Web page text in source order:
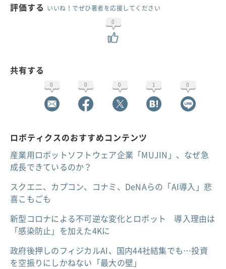
評価する いいね！でぜひ著者を応援してください
0
共有する
0 0 0 1 0
ロボティクスのおすすめコンテンツ
産業用ロボットソフトウェア企業「MUJIN」、なぜ急
成長できているのか？
スクエニ、カプコン、コナミ、DeNAらの「AI導入」悲
喜こもごも
新型コロナによる不可逆な変化とロボット 導入理由は
「感染防止」を加えた4Kに
政府後押しのフィジカルAI、国内44社結集でも…投資
を空振りにしかねない「最大の壁」